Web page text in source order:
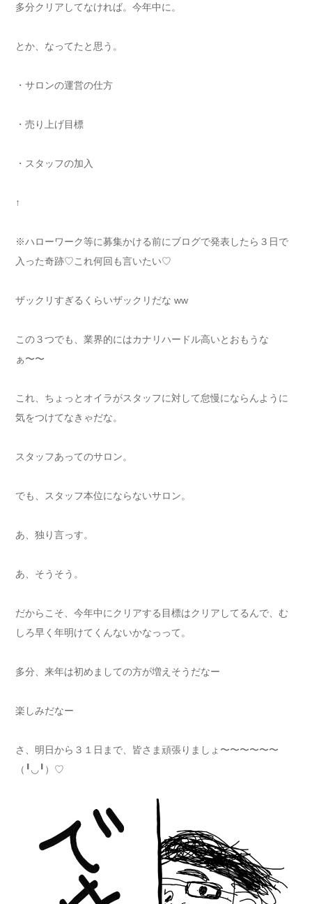
多分クリアしてなければ。今年中に。
とか、なってたと思う。
・サロンの運営の仕方
・売り上げ目標
・スタッフの加入
↑
※ハローワーク等に募集かける前にブログで発表したら３日で
入った奇跡♡これ何回も言いたい♡
ザックリすぎるくらいザックリだな ww
この３つでも、業界的にはカナリハードル高いとおもうな
ぁ〜〜
これ、ちょっとオイラがスタッフに対して怠慢にならんように
気をつけてなきゃだな。
スタッフあってのサロン。
でも、スタッフ本位にならないサロン。
あ、独り言っす。
あ、そうそう。
だからこそ、今年中にクリアする目標はクリアしてるんで、む
しろ早く年明けてくんないかなっって。
多分、来年は初めましての方が増えそうだなー
楽しみだなー
さ、明日から３１日まで、皆さま頑張りましょ〜〜〜〜〜〜
（╹◡╹）♡